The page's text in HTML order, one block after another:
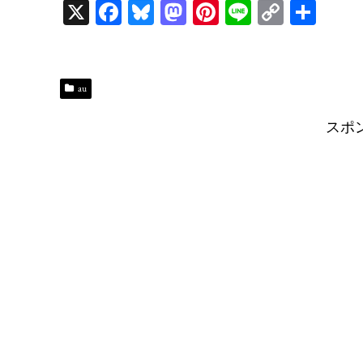
X Fa Bl M Pi Li C
au
スポ